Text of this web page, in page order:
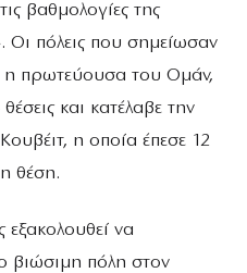
βαθμολογίες της
Οι πόλεις που σημείωσαν
η πρωτεύουσα του Ομάν,
και κατέλαβε την
η οποία έπεσε 12
θέση.
να
βιώσιμη πόλη στον